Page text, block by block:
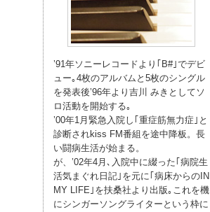
’91年ソニーレコードより｢B#｣でデビ
ュー｡4枚のアルバムと5枚のシングル
を発表後’96年より吉川 みきとしてソ
ロ活動を開始する｡
’00年1月緊急入院し｢重症筋無力症｣と
診断されkiss FM番組を途中降板。長
い闘病生活が始まる。
が、’02年4月､入院中に綴った｢病院生
活気まぐれ日記｣を元に｢病床からのIN
MY LIFE｣を扶桑社より出版｡これを機
にシンガーソングライターという枠に